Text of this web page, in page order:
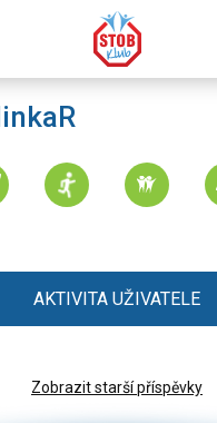
AKTIVITA UŽIVATELE
Zobrazit starší příspěvky